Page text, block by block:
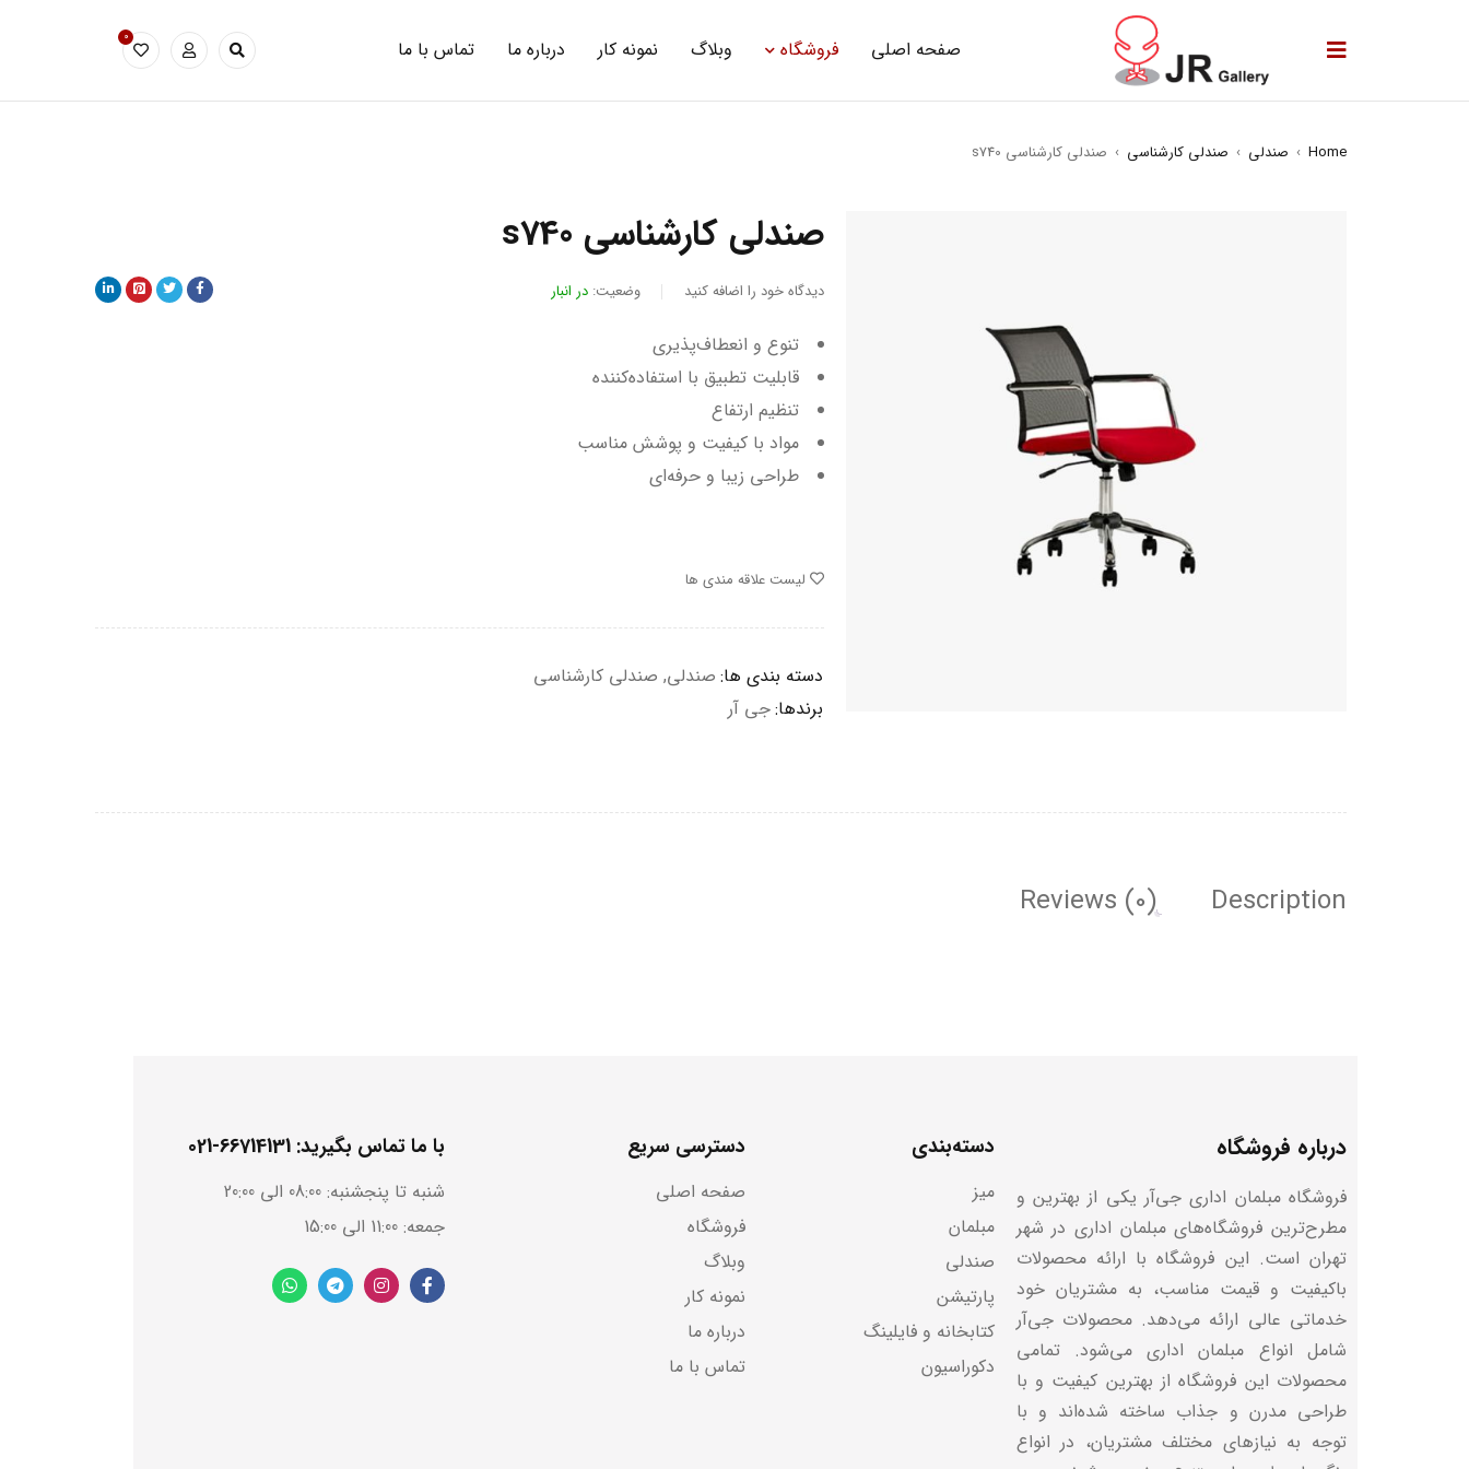
صفحه اصلی فروشگاه وبلاگ نمونه کار درباره ما تماس با ما 0
Home
› صندلی › صندلی کارشناسی › صندلی کارشناسی s740
صندلی کارشناسی s740
دیدگاه خود را اضافه کنید وضعیت: در انبار
تنوع و انعطاف‌پذیری
قابلیت تطبیق با استفاده‌کننده
تنظیم ارتفاع
مواد با کیفیت و پوشش مناسب
طراحی زیبا و حرفه‌ای
لیست علاقه مندی ها
دسته بندی ها: صندلی, صندلی کارشناسی
برندها:جی آر
Description
Reviews (0)
درباره فروشگاه
فروشگاه مبلمان اداری جی‌آر یکی از بهترین و
مطرح‌ترین فروشگاه‌های مبلمان اداری در شهر
تهران است. این فروشگاه با ارائه محصولات
باکیفیت و قیمت مناسب، به مشتریان خود
خدماتی عالی ارائه می‌دهد. محصولات جی‌آر
شامل انواع مبلمان اداری می‌شود. تمامی
محصولات این فروشگاه از بهترین کیفیت و با
طراحی مدرن و جذاب ساخته شده‌اند و با
توجه به نیازهای مختلف مشتریان، در انواع
دسته‌بندی
میز
مبلمان
صندلی
پارتیشن
کتابخانه و فایلینگ
دکوراسیون
دسترسی سریع
صفحه اصلی
فروشگاه
وبلاگ
نمونه کار
درباره ما
تماس با ما
با ما تماس بگیرید: 66714131-021
شنبه تا پنجشنبه: 08:00 الی 20:00
جمعه: 11:00 الی 15:00